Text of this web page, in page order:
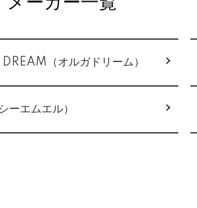
（オルガドリーム）
ーエムエル）